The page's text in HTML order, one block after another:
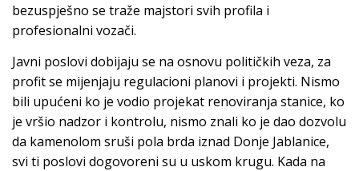
bezuspješno se traže majstori svih profila i
profesionalni vozači.
Javni poslovi dobijaju se na osnovu političkih veza, za
profit se mijenjaju regulacioni planovi i projekti. Nismo
bili upućeni ko je vodio projekat renoviranja stanice, ko
je vršio nadzor i kontrolu, nismo znali ko je dao dozvolu
da kamenolom sruši pola brda iznad Donje Jablanice,
svi ti poslovi dogovoreni su u uskom krugu. Kada na